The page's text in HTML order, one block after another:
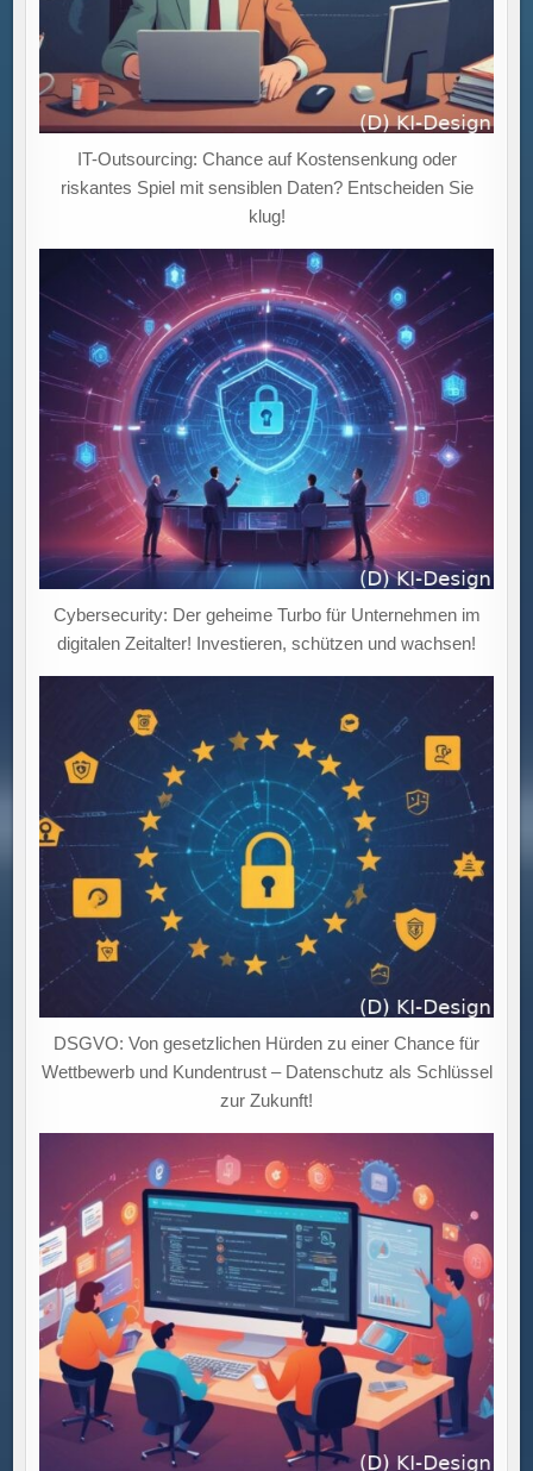
IT-Outsourcing: Chance auf Kostensenkung oder
riskantes Spiel mit sensiblen Daten? Entscheiden Sie
klug!
Cybersecurity: Der geheime Turbo für Unternehmen im
digitalen Zeitalter! Investieren, schützen und wachsen!
DSGVO: Von gesetzlichen Hürden zu einer Chance für
Wettbewerb und Kundentrust – Datenschutz als Schlüssel
zur Zukunft!